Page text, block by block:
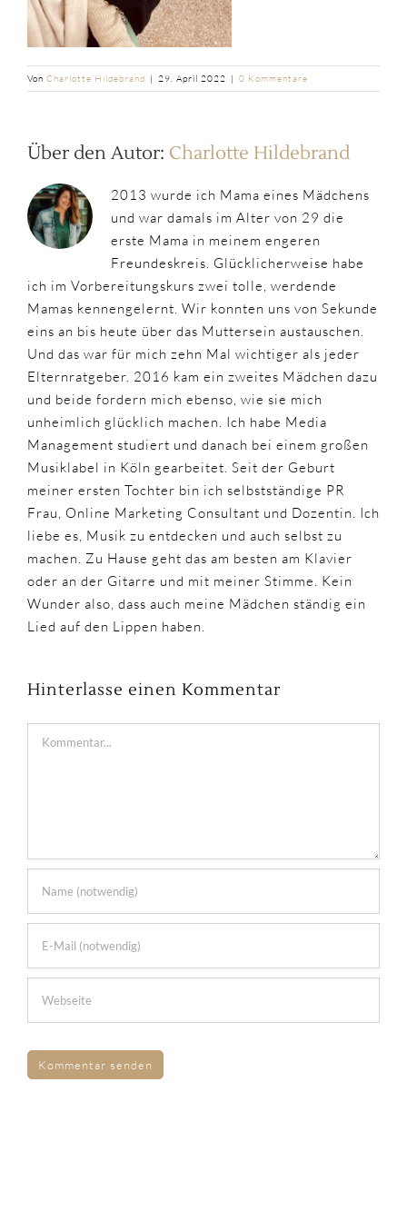
Von Charlotte Hildebrand | 29. April 2022 | 0 Kommentare
Über den Autor: Charlotte Hildebrand
2013 wurde ich Mama eines Mädchens
und war damals im Alter von 29 die
erste Mama in meinem engeren
Freundeskreis. Glücklicherweise habe
ich im Vorbereitungskurs zwei tolle, werdende
Mamas kennengelernt. Wir konnten uns von Sekunde
eins an bis heute über das Muttersein austauschen.
Und das war für mich zehn Mal wichtiger als jeder
Elternratgeber. 2016 kam ein zweites Mädchen dazu
und beide fordern mich ebenso, wie sie mich
unheimlich glücklich machen. Ich habe Media
Management studiert und danach bei einem großen
Musiklabel in Köln gearbeitet. Seit der Geburt
meiner ersten Tochter bin ich selbstständige PR
Frau, Online Marketing Consultant und Dozentin. Ich
liebe es, Musik zu entdecken und auch selbst zu
machen. Zu Hause geht das am besten am Klavier
oder an der Gitarre und mit meiner Stimme. Kein
Wunder also, dass auch meine Mädchen ständig ein
Lied auf den Lippen haben.
Hinterlasse einen Kommentar
Kommentar